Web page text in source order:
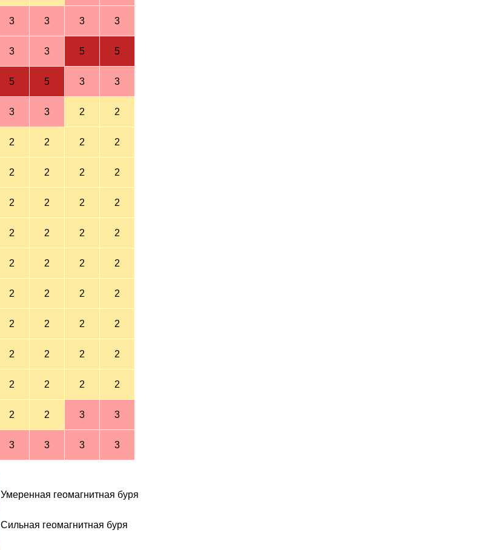
3 3 3 3
3 3 5 5
5 5 3 3
3 3 2 2
2 2 2 2
2 2 2 2
2 2 2 2
2 2 2 2
2 2 2 2
2 2 2 2
2 2 2 2
2 2 2 2
2 2 2 2
2 2 3 3
3 3 3 3
Умеренная геомагнитная буря
Сильная геомагнитная буря